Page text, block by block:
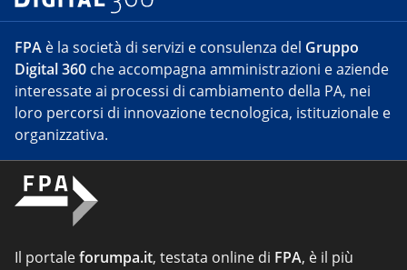
FPA è la società di servizi e consulenza del Gruppo
Digital 360 che accompagna amministrazioni e aziende
interessate ai processi di cambiamento della PA, nei
loro percorsi di innovazione tecnologica, istituzionale e
organizzativa.
Il portaleforumpa.it, testata online di FPA, è il più